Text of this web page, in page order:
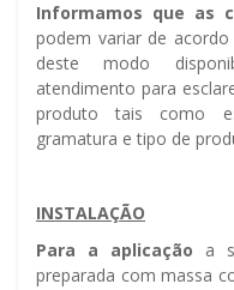
Informamos que as
podem variar de
deste modo
atendimento para
produto tais como
gramatura e tipo de
INSTALAÇÃO
Para a aplicação a
preparada com massa